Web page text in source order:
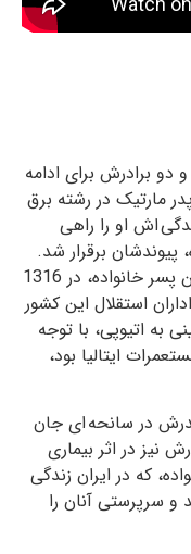
و دو برادرش برای ادامه
مارتیک ‏در رشته برق
اش او را راهی
برقرار شد.
نتیجه آن چهار فرزند بود. مارتیک، دومین پسر خانواده، در 1316
استقلال این کشور
به اتیوپی، با توجه
ایتالیا بود،
در سانحه ای جان
نیز در اثر بیماری
که در ایران زندگی
و سرپرستی آنان را